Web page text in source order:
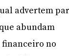
advertem
abundam
financeiro no